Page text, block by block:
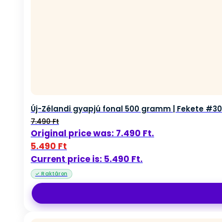
Új-Zélandi gyapjú fonal 500 gramm | Fekete #30
7.490Ft
Original price was: 7.490 Ft.
5.490 Ft
Current price is: 5.490 Ft.